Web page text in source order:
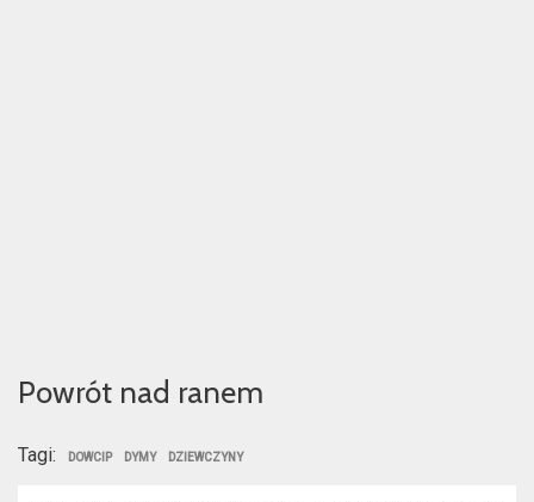
Powrót nad ranem
Tagi: DOWCIP DYMY DZIEWCZYNY